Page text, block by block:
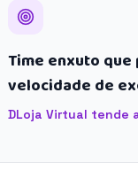
Time enxuto que
velocidade de
DLoja Virtual tende